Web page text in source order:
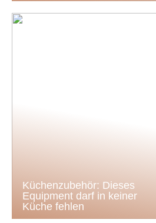
Küchenzubehör: Dieses
Equipment darf in keiner
Küche fehlen